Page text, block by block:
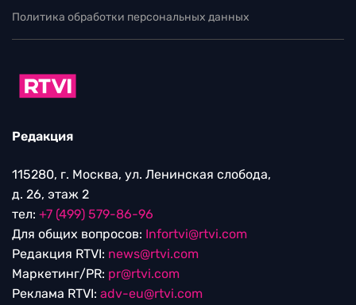
Политика обработки персональных данных
Редакция
115280, г. Москва, ул. Ленинская слобода,
д. 26, этаж 2
тел: +7 (499) 579-86-96
Для общих вопросов: Infortvi@rtvi.com
Редакция RTVI: news@rtvi.com
Маркетинг/PR: pr@rtvi.com
Реклама RTVI: adv-eu@rtvi.com